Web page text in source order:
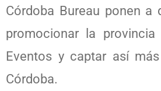
Córdoba Bureau ponen a
promocionar la
Eventos y captar así
Córdoba.